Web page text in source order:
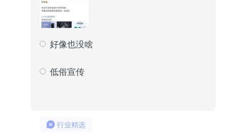
好像也没啥
低俗宣传
行业精选